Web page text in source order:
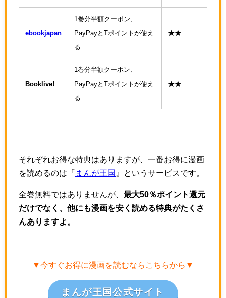
ebookjapan
1巻分半額クーポン、
PayPayとTポイントが使え
る
★★
Booklive!
1巻分半額クーポン、
PayPayとTポイントが使え
る
★★
それぞれお得な特典はありますが、一番お得に漫画
を読めるのは『 まんが王国 』というサービスです。
全巻無料ではありませんが、 最大50％ポイント還元
だけでなく、他にも漫画を安く読める特典がたくさ
んありますよ。
▼今すぐお得に漫画を読むならこちらから▼
まんが王国公式サイト